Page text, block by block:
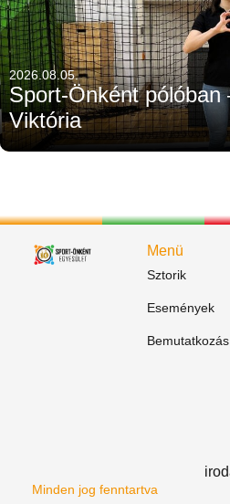
2026.08.05.
Sport-Önként pólóban
Viktória
Menü
Sztorik
Események
Bemutatkozás
Minden jog fenntartva